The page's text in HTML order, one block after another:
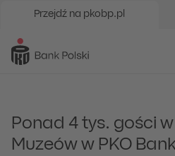
Przejdź na pkobp.pl
Ponad 4 tys. gości
Muzeów w PKO